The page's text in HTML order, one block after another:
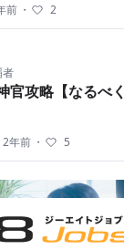
前 ・ 2
者
官攻略【なるべく
2年前 ・ 5